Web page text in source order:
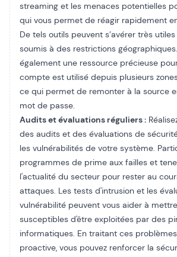
streaming et les menaces potentielles
qui vous permet de réagir rapidement
De tels outils peuvent s’avérer très
soumis à des restrictions
également une ressource précieuse
compte est utilisé depuis plusieurs
ce qui permet de remonter à la source
mot de passe.
Audits et évaluations réguliers :
des audits et des évaluations de
les vulnérabilités de votre système.
programmes de prime aux failles et
l'actualité du secteur pour rester au
attaques. Les tests d'intrusion et les
vulnérabilité peuvent vous aider à
susceptibles d'être exploitées par des
informatiques. En traitant ces
proactive, vous pouvez renforcer la